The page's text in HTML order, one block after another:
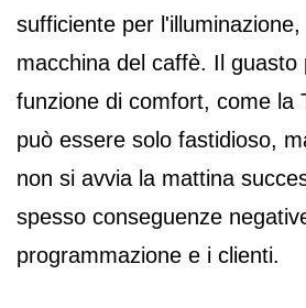
sufficiente per
macchina del caffè. Il guasto
funzione di comfort, come la
può essere solo fastidioso,
non si avvia la mattina
spesso conseguenze
programmazione e i clienti.